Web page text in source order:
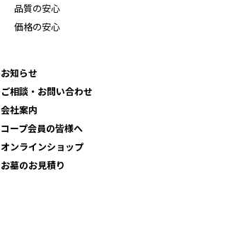
品質の安心
価格の安心
お知らせ
ご相談・お問い合わせ
会社案内
コープ会員の皆様へ
オンラインショップ
お墓のお見積り